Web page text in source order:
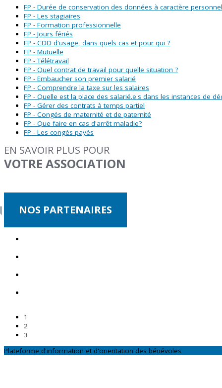
FP - Durée de conservation des données à caractère personnel
FP - Les stagiaires
FP - Formation professionnelle
FP - Jours fériés
FP - CDD d'usage, dans quels cas et pour qui ?
FP - Mutuelle
FP - Télétravail
FP - Quel contrat de travail pour quelle situation ?
FP - Embaucher son premier salarié
FP - Comprendre la taxe sur les salaires
FP - Quelle est la place des salarié.e.s dans les instances de
FP - Gérer des contrats à temps partiel
FP - Congés de maternité et de paternité
FP - Que faire en cas d'arrêt maladie?
FP - Les congés payés
EN SAVOIR PLUS POUR
VOTRE ASSOCIATION
NOS PARTENAIRES
1
2
3
Plateforme d'information et d'orientation des bénévoles